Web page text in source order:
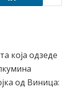
која одзеде
од Виница: